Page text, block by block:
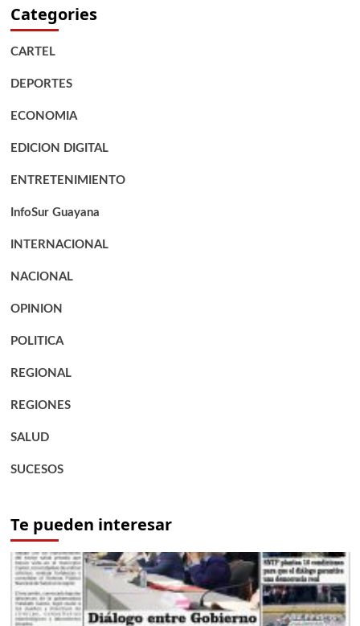
Categories
CARTEL
DEPORTES
ECONOMIA
EDICION DIGITAL
ENTRETENIMIENTO
InfoSur Guayana
INTERNACIONAL
NACIONAL
OPINION
POLITICA
REGIONAL
REGIONES
SALUD
SUCESOS
Te pueden interesar